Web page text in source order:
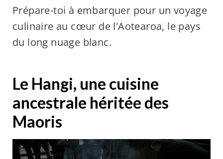
Prépare-toi à embarquer pour un voyage
culinaire au cœur de l'Aotearoa, le pays
du long nuage blanc.
Le Hangi, une cuisine
ancestrale héritée des
Maoris